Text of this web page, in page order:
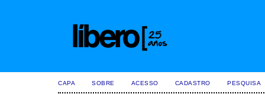
CAPA SOBRE ACESSO CADASTRO PESQUISA